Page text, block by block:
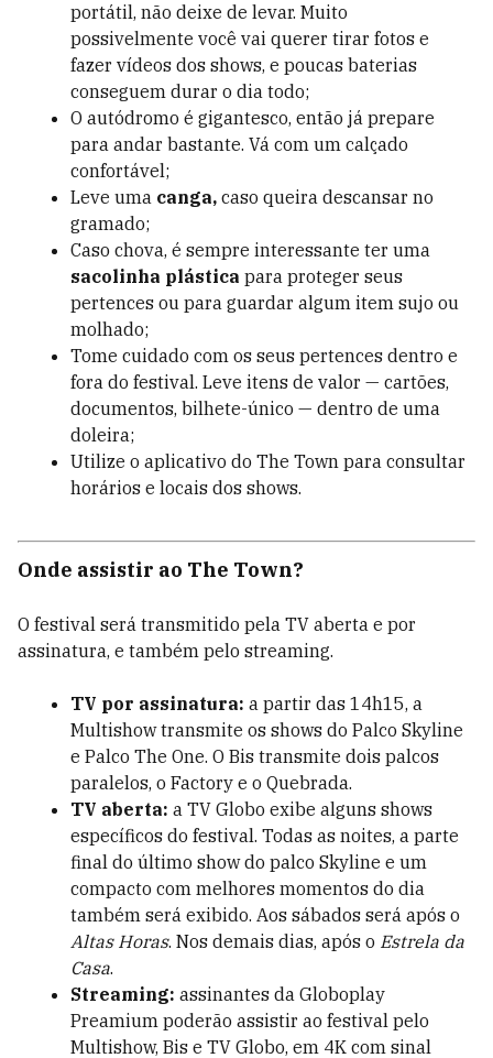
portátil, não deixe de levar. Muito
possivelmente você vai querer tirar fotos e
fazer vídeos dos shows, e poucas baterias
conseguem durar o dia todo;
O autódromo é gigantesco, então já prepare
para andar bastante. Vá com um calçado
confortável;
Leve uma canga, caso queira descansar no
gramado;
Caso chova, é sempre interessante ter uma
sacolinha plástica para proteger seus
pertences ou para guardar algum item sujo ou
molhado;
Tome cuidado com os seus pertences dentro e
fora do festival. Leve itens de valor — cartões,
documentos, bilhete-único — dentro de uma
doleira;
Utilize o aplicativo do The Town para consultar
horários e locais dos shows.
Onde assistir ao The Town?
O festival será transmitido pela TV aberta e por
assinatura, e também pelo streaming.
TV por assinatura: a partir das 14h15, a
Multishow transmite os shows do Palco Skyline
e Palco The One. O Bis transmite dois palcos
paralelos, o Factory e o Quebrada.
TV aberta: a TV Globo exibe alguns shows
específicos do festival. Todas as noites, a parte
final do último show do palco Skyline e um
compacto com melhores momentos do dia
também será exibido. Aos sábados será após o
Altas Horas. Nos demais dias, após o Estrela da
Casa.
Streaming: assinantes da Globoplay
Preamium poderão assistir ao festival pelo
Multishow, Bis e TV Globo, em 4K com sinal